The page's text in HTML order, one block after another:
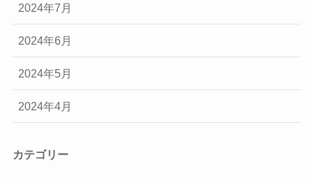
2024年7月
2024年6月
2024年5月
2024年4月
カテゴリー